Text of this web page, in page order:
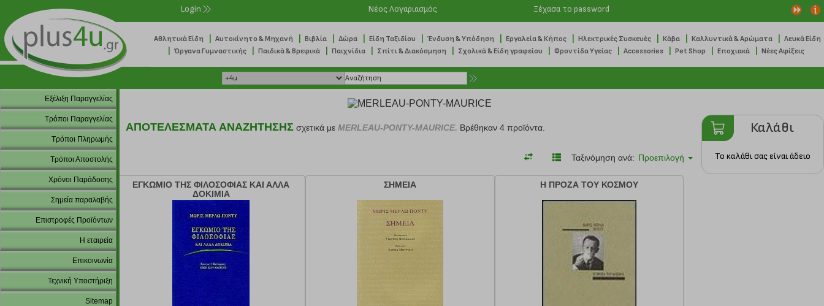
Login Νέος Λογαριασμός Ξέχασα το password
Αθλητικά Είδη Αυτοκίνητο & Μηχανή Βιβλία Δώρα Είδη Ταξιδίου Ένδυση & Υπόδηση Εργαλεία & Κήπος Ηλεκτρικές Συσκευές Κάβα Καλλυντικά & Αρώματα Λευκά Είδη
Όργανα Γυμναστικής Παιδικά & Βρεφικά Παιχνίδια Σπίτι & Διακόσμηση Σχολικά & Είδη γραφείου Φροντίδα Υγείας Accessories Pet Shop Εποχιακά Νέες Αφίξεις
Εξέλιξη Παραγγελίας
Τρόποι Παραγγελίας
Τρόποι Πληρωμής
Τρόποι Αποστολής
Χρόνοι Παράδοσης
Σημεία παραλαβής
Επιστροφές Προϊόντων
Η εταιρεία
Επικοινωνία
Τεχνική Υποστήριξη
Sitemap
ΑΠΟΤΕΛΕΣΜΑΤΑ ΑΝΑΖΗΤΗΣΗΣ σχετικά με MERLEAU-PONTY-MAURICE. Βρέθηκαν 4 προϊόντα.
Ταξινόμηση ανά: Προεπιλογή
ΕΓΚΩΜΙΟ ΤΗΣ ΦΙΛΟΣΟΦΙΑΣ ΚΑΙ ΑΛΛΑ
ΔΟΚΙΜΙΑ
ΣΗΜΕΙΑ Η ΠΡΟΖΑ ΤΟΥ ΚΟΣΜΟΥ
Καλάθι
Το καλάθι σας είναι άδειο